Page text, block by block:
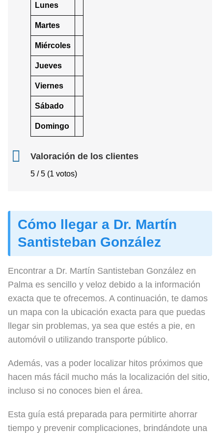
Lunes
Martes
Miércoles
Jueves
Viernes
Sábado
Domingo
Valoración de los clientes
5 / 5 (1 votos)
Cómo llegar a Dr. Martín
Santisteban González
Encontrar a Dr. Martín Santisteban González en
Palma es sencillo y veloz debido a la información
exacta que te ofrecemos. A continuación, te damos
un mapa con la ubicación exacta para que puedas
llegar sin problemas, ya sea que estés a pie, en
automóvil o utilizando transporte público.
Además, vas a poder localizar hitos próximos que
hacen más fácil mucho más la localización del sitio,
incluso si no conoces bien el área.
Esta guía está preparada para permitirte ahorrar
tiempo y prevenir complicaciones, brindándote una